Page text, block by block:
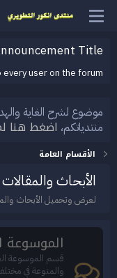
Title
user on the forum.
موضوع لشرح الغاية
منتدياتكم، اضغط هنا
الأقسام العامة
الأبحاث
لعرض وتحميل الأبحاث
الموسوعة
قسم الموسوعة
والمنوعة في